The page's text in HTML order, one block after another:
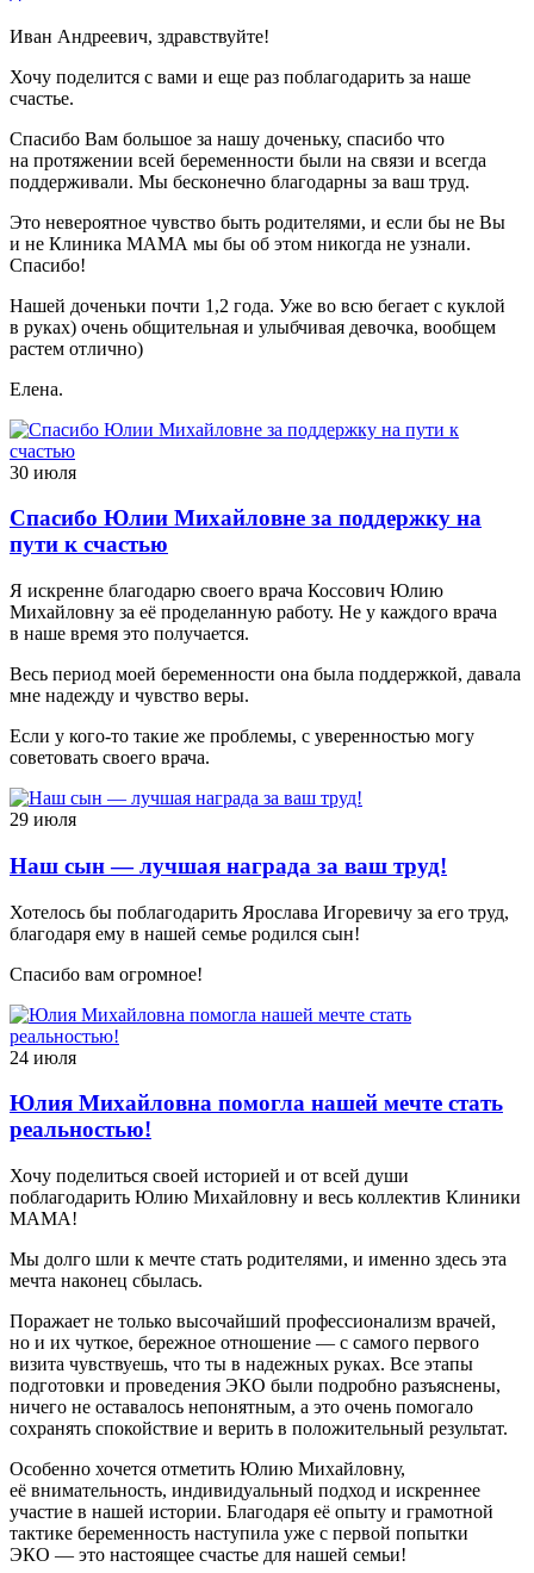
Иван Андреевич, здравствуйте!
Хочу поделится с вами и еще раз поблагодарить за наше
счастье.
Спасибо Вам большое за нашу доченьку, спасибо что
на протяжении всей беременности были на связи и всегда
поддерживали. Мы бесконечно благодарны за ваш труд.
Это невероятное чувство быть родителями, и если бы не Вы
и не Клиника МАМА мы бы об этом никогда не узнали.
Спасибо!
Нашей доченьки почти 1,2 года. Уже во всю бегает с куклой
в руках) очень общительная и улыбчивая девочка, вообщем
растем отлично)
Елена.
30 июля
Спасибо Юлии Михайловне за поддержку на
пути к счастью
Я искренне благодарю своего врача Коссович Юлию
Михайловну за её проделанную работу. Не у каждого врача
в наше время это получается.
Весь период моей беременности она была поддержкой, давала
мне надежду и чувство веры.
Если у кого-то такие же проблемы, с уверенностью могу
советовать своего врача.
29 июля
Наш сын — лучшая награда за ваш труд!
Хотелось бы поблагодарить Ярослава Игоревичу за его труд,
благодаря ему в нашей семье родился сын!
Спасибо вам огромное!
24 июля
Юлия Михайловна помогла нашей мечте стать
реальностью!
Хочу поделиться своей историей и от всей души
поблагодарить Юлию Михайловну и весь коллектив Клиники
МАМА!
Мы долго шли к мечте стать родителями, и именно здесь эта
мечта наконец сбылась.
Поражает не только высочайший профессионализм врачей,
но и их чуткое, бережное отношение — с самого первого
визита чувствуешь, что ты в надежных руках. Все этапы
подготовки и проведения ЭКО были подробно разъяснены,
ничего не оставалось непонятным, а это очень помогало
сохранять спокойствие и верить в положительный результат.
Особенно хочется отметить Юлию Михайловну,
её внимательность, индивидуальный подход и искреннее
участие в нашей истории. Благодаря её опыту и грамотной
тактике беременность наступила уже с первой попытки
ЭКО — это настоящее счастье для нашей семьи!